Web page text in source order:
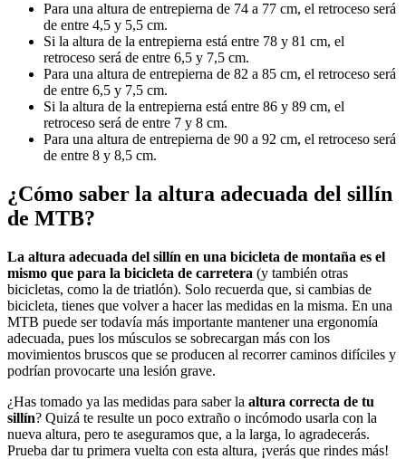
Para una altura de entrepierna de 74 a 77 cm, el retroceso será
de entre 4,5 y 5,5 cm.
Si la altura de la entrepierna está entre 78 y 81 cm, el
retroceso será de entre 6,5 y 7,5 cm.
Para una altura de entrepierna de 82 a 85 cm, el retroceso será
de entre 6,5 y 7,5 cm.
Si la altura de la entrepierna está entre 86 y 89 cm, el
retroceso será de entre 7 y 8 cm.
Para una altura de entrepierna de 90 a 92 cm, el retroceso será
de entre 8 y 8,5 cm.
¿Cómo saber la altura adecuada del sillín
de MTB?
La altura adecuada del sillín en una bicicleta de montaña es el
mismo que para la bicicleta de carretera (y también otras
bicicletas, como la de triatlón). Solo recuerda que, si cambias de
bicicleta, tienes que volver a hacer las medidas en la misma. En una
MTB puede ser todavía más importante mantener una ergonomía
adecuada, pues los músculos se sobrecargan más con los
movimientos bruscos que se producen al recorrer caminos difíciles y
podrían provocarte una lesión grave.
¿Has tomado ya las medidas para saber la altura correcta de tu
sillín? Quizá te resulte un poco extraño o incómodo usarla con la
nueva altura, pero te aseguramos que, a la larga, lo agradecerás.
Prueba dar tu primera vuelta con esta altura, ¡verás que rindes más!